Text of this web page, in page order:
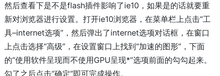
然后查看下是不是flash插件影响了ie10，如果是的话就要重
新对浏览器进行设置。打开ie10浏览器，在菜单栏上点击“工
具–internet选项”，然后弹出了internet选项对话框，在窗口
上点击选择“高级”，在设置窗口上找到“加速的图形”，下面
的“使用软件呈现而不使用GPU呈现*”选项前面的勾勾起来。
勾了之后点击“确定”即可完成操作。